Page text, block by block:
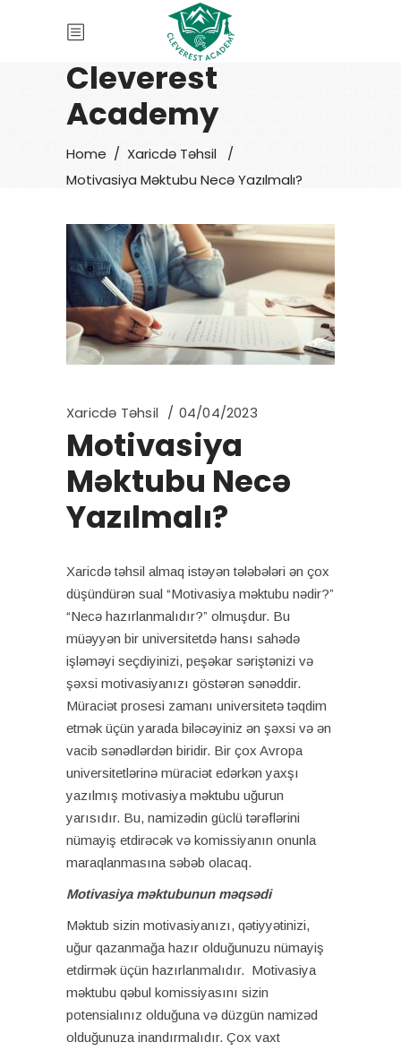
Cleverest
Academy
Home / Xaricdə Təhsil
/
Motivasiya Məktubu Necə Yazılmalı?
Xaricdə Təhsil 04/04/2023
Motivasiya
Məktubu Necə
Yazılmalı?
Xaricdə təhsil almaq istəyən tələbələri ən çox
düşündürən sual “Motivasiya məktubu nədir?”
“Necə hazırlanmalıdır?” olmuşdur. Bu
müəyyən bir universitetdə hansı sahədə
işləməyi seçdiyinizi, peşəkar səriştənizi və
şəxsi motivasiyanızı göstərən sənəddir.
Müraciət prosesi zamanı universitetə təqdim
etmək üçün yarada biləcəyiniz ən şəxsi və ən
vacib sənədlərdən biridir. Bir çox Avropa
universitetlərinə müraciət edərkən yaxşı
yazılmış motivasiya məktubu uğurun
yarısıdır. Bu, namizədin güclü tərəflərini
nümayiş etdirəcək və komissiyanın onunla
maraqlanmasına səbəb olacaq.
Motivasiya məktubunun məqsədi
Məktub sizin motivasiyanızı, qətiyyətinizi,
uğur qazanmağa hazır olduğunuzu nümayiş
etdirmək üçün hazırlanmalıdır. Motivasiya
məktubu qəbul komissiyasını sizin
potensialınız olduğuna və düzgün namizəd
olduğunuza inandırmalıdır. Çox vaxt